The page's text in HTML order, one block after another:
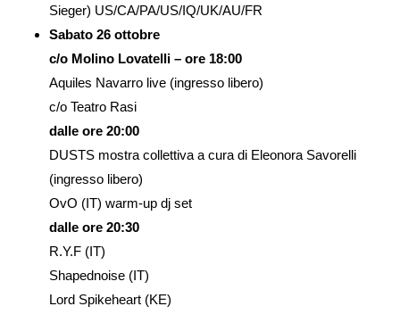
Sieger) US/CA/PA/US/IQ/UK/AU/FR
Sabato 26 ottobre
c/o Molino Lovatelli – ore 18:00
Aquiles Navarro live (ingresso libero)
c/o Teatro Rasi
dalle ore 20:00
DUSTS mostra collettiva a cura di Eleonora Savorelli
(ingresso libero)
OvO (IT) warm-up dj set
dalle ore 20:30
R.Y.F (IT)
Shapednoise (IT)
Lord Spikeheart (KE)